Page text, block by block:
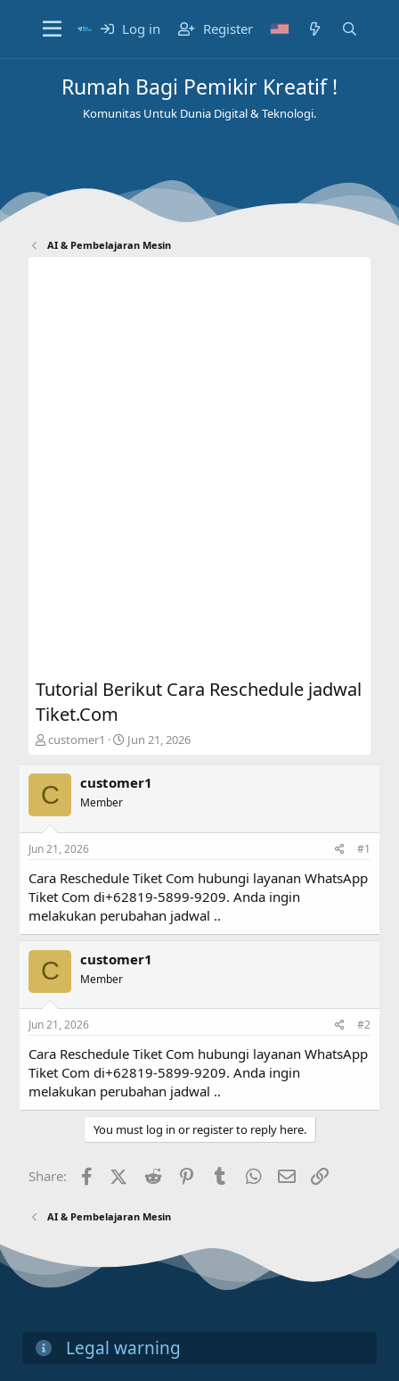
Log in Register
Rumah Bagi Pemikir Kreatif !
Komunitas Untuk Dunia Digital & Teknologi.
AI & Pembelajaran Mesin
Tutorial Berikut Cara Reschedule jadwal
Tiket.Com
T
r
e
a
d
t
r
t
e
r
customer1
S
r
a
Jun 21, 2026
C customer1
Member
Jun 21, 2026 #1
Cara Reschedule Tiket Com hubungi layanan WhatsApp
Tiket Com di+62819-5899-9209. Anda ingin
melakukan perubahan jadwal ..
C customer1
Member
Jun 21, 2026 #2
Cara Reschedule Tiket Com hubungi layanan WhatsApp
Tiket Com di+62819-5899-9209. Anda ingin
melakukan perubahan jadwal ..
You must log in or register to reply here.
Share: FacebookX (Twitter)
Reddit PinterestTumblr WhatsApp
Email
AI & Pembelajaran Mesin
Legal warning